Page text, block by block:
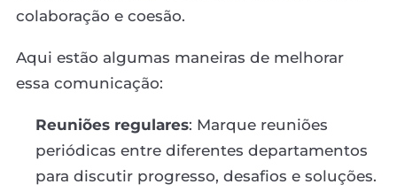
colaboração e coesão.
Aqui estão algumas maneiras de melhorar
essa comunicação:
Reuniões regulares: Marque reuniões
periódicas entre diferentes departamentos
para discutir progresso, desafios e soluções.